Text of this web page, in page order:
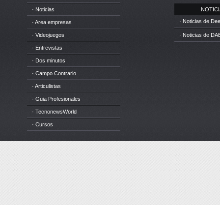
· Noticias
· Area empresas
· Videojuegos
· Entrevistas
· Dos minutos
· Campo Contrario
· Articulistas
· Guia Profesionales
· TecnonewsWorld
· Cursos
· Noticias de
· Noticias de